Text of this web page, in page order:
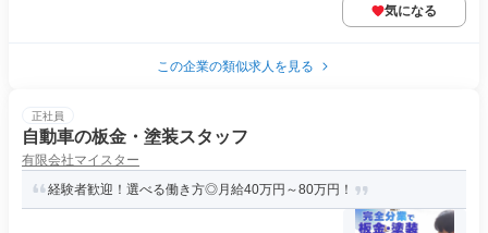
気になる
この企業の類似求人を見る
正社員
自動車の板金・塗装スタッフ
有限会社マイスター
経験者歓迎！選べる働き方◎月給40万円～80万円！